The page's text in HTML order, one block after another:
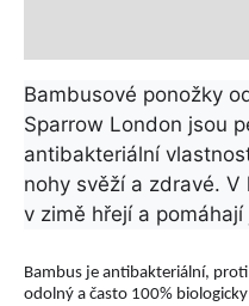
Bambusové ponožky
Sparrow London jsou
antibakteriální
nohy svěží a zdravé.
v zimě hřejí a
Bambus je antibakteriální,
odolný a často 100%